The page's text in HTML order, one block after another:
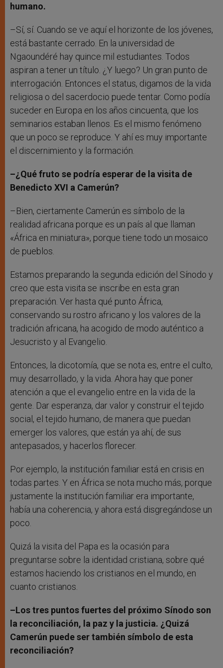
humano.
–Sí, sí. Cuando se ve aquí el horizonte de los jóvenes,
está bastante cerrado. En la universidad de
Ngaoundéré hay quince mil estudiantes. Todos
aspiran a tener un título. ¿Y luego? Un gran punto de
interrogación. Entonces el status, digamos de la vida
religiosa o del sacerdocio puede tentar. Como podía
suceder en Europa en los años cincuenta, que los
seminarios estaban llenos. Es el mismo fenómeno
que un poco se reproduce. Y ahí es muy importante
el discernimiento y la formación.
–¿Qué fruto se podría esperar de la visita de
Benedicto XVI a Camerún?
–Bien, ciertamente Camerún es símbolo de la
realidad africana porque es un país al que llaman
«África en miniatura», porque tiene todo un mosaico
de pueblos.
Estamos preparando la segunda edición del Sínodo y
creo que esta visita se inscribe en esta gran
preparación. Ver hasta qué punto África,
conservando su rostro africano y los valores de la
tradición africana, ha acogido de modo auténtico a
Jesucristo y al Evangelio.
Entonces, la dicotomía, que se nota es, entre el culto,
muy desarrollado, y la vida. Ahora hay que poner
atención a que el evangelio entre en la vida de la
gente. Dar esperanza, dar valor y construir el tejido
social, el tejido humano, de manera que puedan
emerger los valores, que están ya ahí, de sus
antepasados, y hacerlos florecer.
Por ejemplo, la institución familiar está en crisis en
todas partes. Y en África se nota mucho más, porque
justamente la institución familiar era importante,
había una coherencia, y ahora está disgregándose un
poco.
Quizá la visita del Papa es la ocasión para
preguntarse sobre la identidad cristiana, sobre qué
estamos haciendo los cristianos en el mundo, en
cuanto cristianos.
–Los tres puntos fuertes del próximo Sínodo son
la reconciliación, la paz y la justicia. ¿Quizá
Camerún puede ser también símbolo de esta
reconciliación?